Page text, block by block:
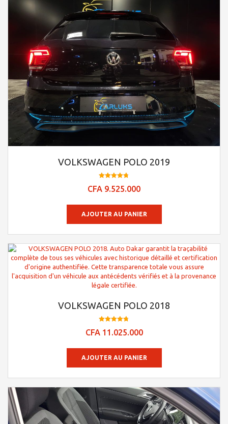
VOLKSWAGEN POLO 2019
4.74
CFA 9.525.000
AJOUTER AU PANIER
VOLKSWAGEN POLO 2018
4.76
CFA11.025.000
AJOUTER AU PANIER